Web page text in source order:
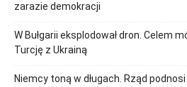
zarazie demokracji
W Bułgarii eksplodował dron. Celem
Turcję z Ukrainą
Niemcy toną w długach. Rząd